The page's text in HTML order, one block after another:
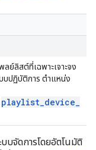
ย์ลิสต์ที่เฉพาะเจาะจง
บปฏิบัติการ ตำแหน่ง
playlist_device_
บจัดการโดยอัตโนมัติ